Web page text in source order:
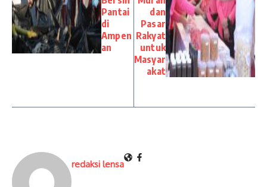
Pantai
di
Ampen
an
dan
Pasar
Rakyat
untuk
Masyar
akat
redaksi lensa